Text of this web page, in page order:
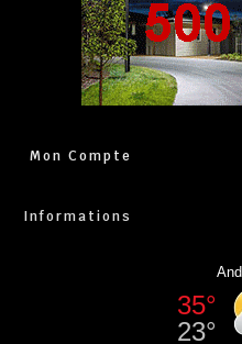
Mon Compte
Informations